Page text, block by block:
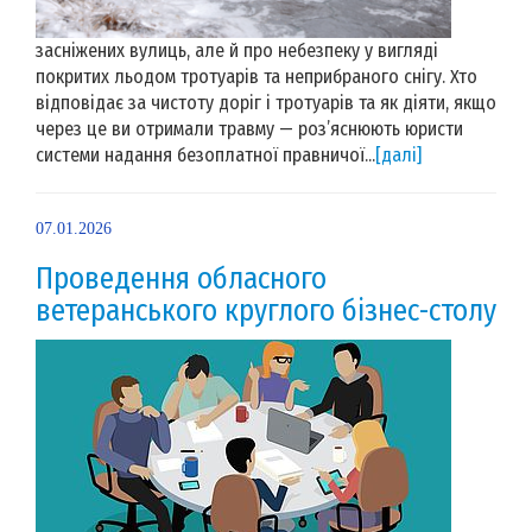
засніжених вулиць, але й про небезпеку у вигляді
покритих льодом тротуарів та неприбраного снігу. Хто
відповідає за чистоту доріг і тротуарів та як діяти, якщо
через це ви отримали травму — роз’яснюють юристи
системи надання безоплатної правничої...[далі]
07.01.2026
Проведення обласного
ветеранського круглого бізнес-столу